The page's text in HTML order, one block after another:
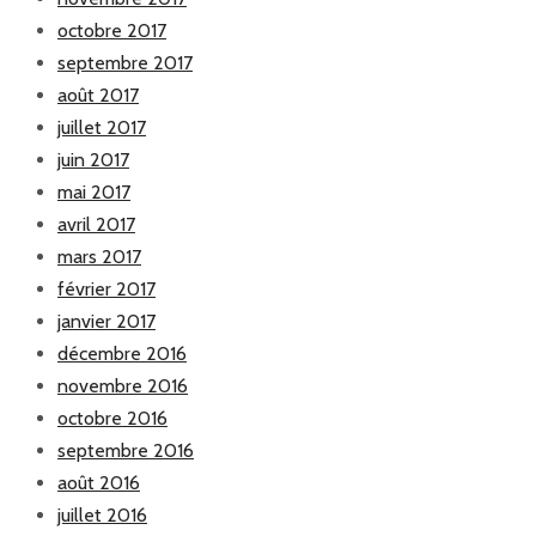
octobre 2017
septembre 2017
août 2017
juillet 2017
juin 2017
mai 2017
avril 2017
mars 2017
février 2017
janvier 2017
décembre 2016
novembre 2016
octobre 2016
septembre 2016
août 2016
juillet 2016